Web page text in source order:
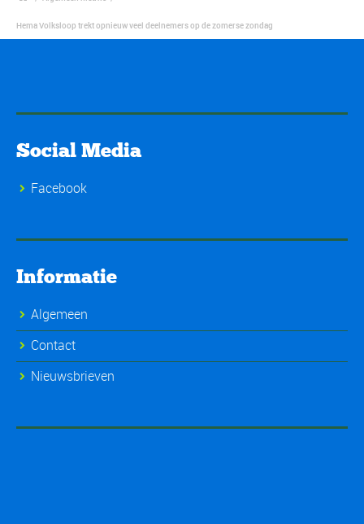
Hema Volksloop trekt opnieuw veel deelnemers op de zomerse zondag
Social Media
Facebook
Informatie
Algemeen
Contact
Nieuwsbrieven